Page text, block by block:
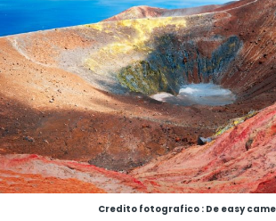
Credito fotografico : De easy